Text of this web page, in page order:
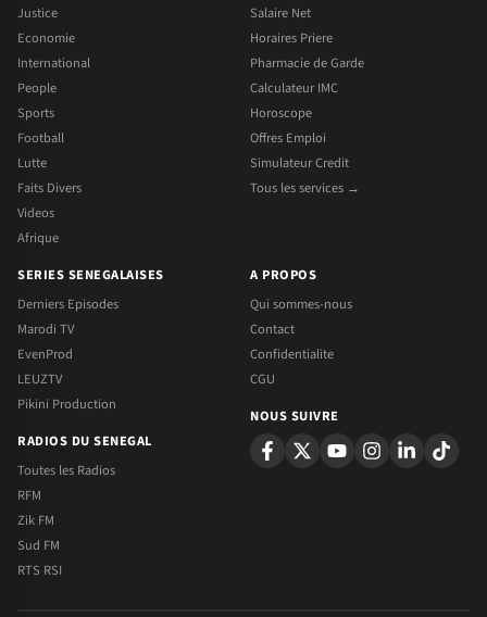
Justice
Economie
International
People
Sports
Football
Lutte
Faits Divers
Videos
Afrique
Salaire Net
Horaires Priere
Pharmacie de Garde
Calculateur IMC
Horoscope
Offres Emploi
Simulateur Credit
Tous les services →
SERIES SENEGALAISES
Derniers Episodes
Marodi TV
EvenProd
LEUZTV
Pikini Production
RADIOS DU SENEGAL
Toutes les Radios
RFM
Zik FM
Sud FM
RTS RSI
A PROPOS
Qui sommes-nous
Contact
Confidentialite
CGU
NOUS SUIVRE